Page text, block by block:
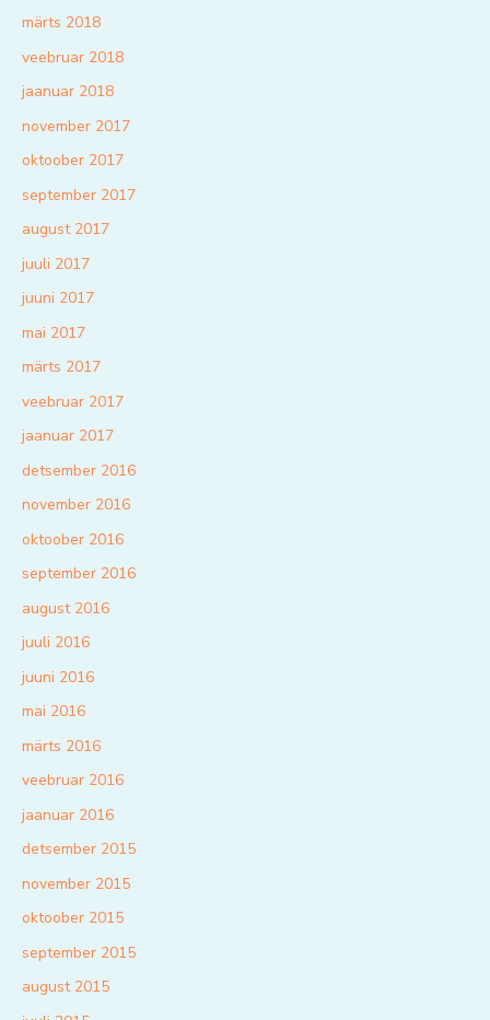
märts 2018
veebruar 2018
jaanuar 2018
november 2017
oktoober 2017
september 2017
august 2017
juuli 2017
juuni 2017
mai 2017
märts 2017
veebruar 2017
jaanuar 2017
detsember 2016
november 2016
oktoober 2016
september 2016
august 2016
juuli 2016
juuni 2016
mai 2016
märts 2016
veebruar 2016
jaanuar 2016
detsember 2015
november 2015
oktoober 2015
september 2015
august 2015